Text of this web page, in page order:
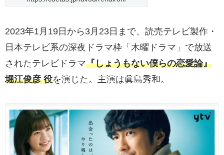
2023年1月19日から3月23日まで、読売テレビ製作・
日本テレビ系の深夜ドラマ枠「木曜ドラマ」で放送
されたテレビドラマ『しょうもない僕らの恋愛論』
堀江俊彦 役を演じた。主演は眞島秀和。